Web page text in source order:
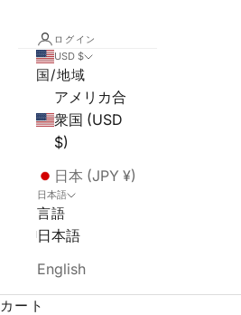
ログイン
USD $
国/地域
アメリカ合
衆国 (USD
$)
日本 (JPY ¥)
日本語
言語
日本語
English
カート